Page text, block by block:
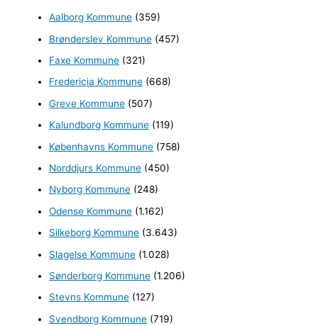
Aalborg Kommune (359)
Brønderslev Kommune (457)
Faxe Kommune (321)
Fredericia Kommune (668)
Greve Kommune (507)
Kalundborg Kommune (119)
Københavns Kommune (758)
Norddjurs Kommune (450)
Nyborg Kommune (248)
Odense Kommune (1.162)
Silkeborg Kommune (3.643)
Slagelse Kommune (1.028)
Sønderborg Kommune (1.206)
Stevns Kommune (127)
Svendborg Kommune (719)